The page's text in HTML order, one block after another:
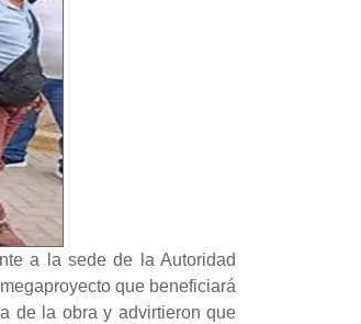
a la sede de la Autoridad
que beneficiará
de la obra y advirtieron que